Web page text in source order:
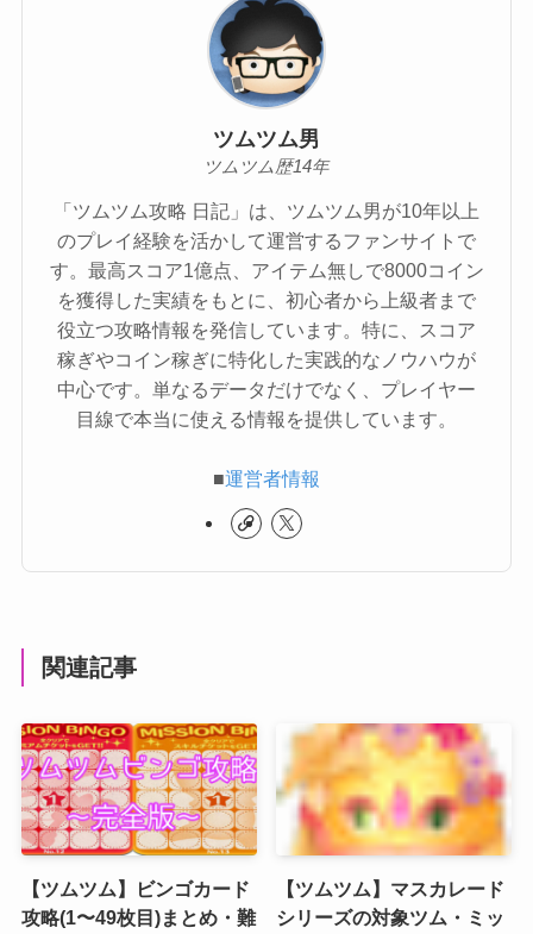
ツムツム男
ツムツム歴14年
「ツムツム攻略 日記」は、ツムツム男が10年以上
のプレイ経験を活かして運営するファンサイトで
す。最高スコア1億点、アイテム無しで8000コイン
を獲得した実績をもとに、初心者から上級者まで
役立つ攻略情報を発信しています。特に、スコア
稼ぎやコイン稼ぎに特化した実践的なノウハウが
中心です。単なるデータだけでなく、プレイヤー
目線で本当に使える情報を提供しています。
■運営者情報
関連記事
【ツムツム】ビンゴカード
攻略(1〜49枚目)まとめ・難
【ツムツム】マスカレード
シリーズの対象ツム・ミッ